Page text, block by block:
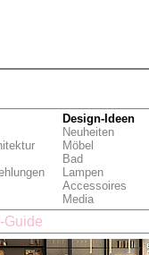
Design-Ideen
Neuheiten
Möbel
Bad
Lampen
Accessoires
Media
Guide